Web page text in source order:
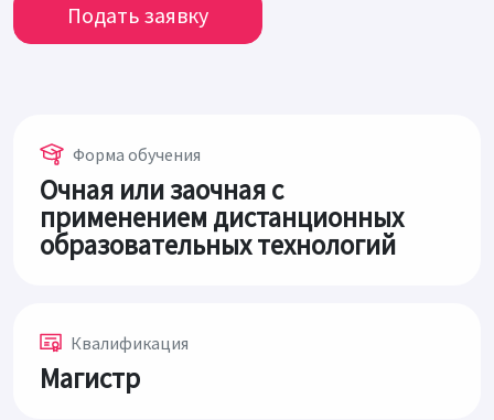
Подать заявку
Форма обучения
Очная или заочная с
применением дистанционных
образовательных технологий
Квалификация
Магистр